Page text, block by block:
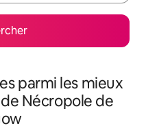
parmi les mieux
Nécropole de